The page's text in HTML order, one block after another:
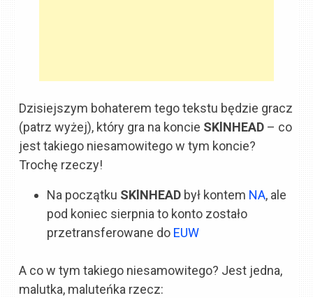
Dzisiejszym bohaterem tego tekstu będzie gracz
(patrz wyżej), który gra na koncie SKlNHEAD – co
jest takiego niesamowitego w tym koncie?
Trochę rzeczy!
Na początku SKlNHEAD był kontem NA, ale
pod koniec sierpnia to konto zostało
przetransferowane do EUW
A co w tym takiego niesamowitego? Jest jedna,
malutka, maluteńka rzecz: